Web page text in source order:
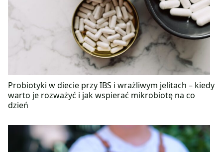
Probiotyki w diecie przy IBS i wrażliwym jelitach – kiedy
warto je rozważyć i jak wspierać mikrobiotę na co
dzień